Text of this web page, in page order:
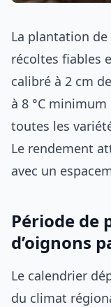
La plantation
récoltes fiables
calibré à 2 cm
à 8 °C
toutes les
Le rendement
avec un
Période de
d’oignons
Le calendrier
du climat